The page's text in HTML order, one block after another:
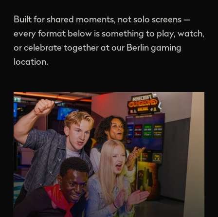
Built for shared moments, not solo screens —
every format below is something to play, watch,
or celebrate together at our Berlin gaming
location.